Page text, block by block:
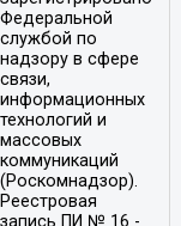
Федеральной
службой по
надзору в сфере
связи,
информационных
технологий и
массовых
коммуникаций
(Роскомнадзор).
Реестровая
запись ПИ № 16 -